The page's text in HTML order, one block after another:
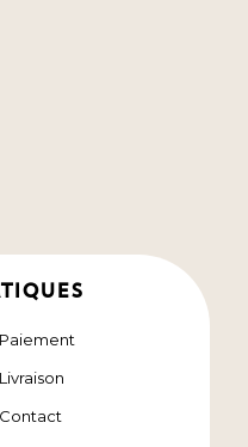
Paiement
Livraison
Contact